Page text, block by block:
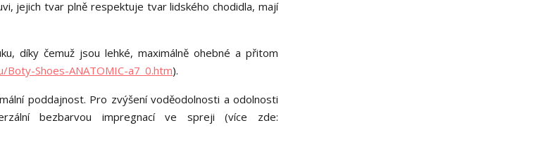
jejich tvar plně respektuje tvar lidského chodidla, mají
díky čemuž jsou lehké, maximálně ohebné a přitom
Shoes-ANATOMIC-a7_0.htm).
poddajnost. Pro zvýšení voděodolnosti a odolnosti
bezbarvou impregnací ve spreji (více zde: